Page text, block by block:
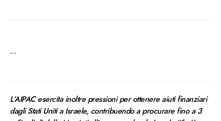
…
L’AIPAC esercita inoltre pressioni per ottenere aiuti finanziari
dagli Stati Uniti a Israele, contribuendo a procurare fino a 3